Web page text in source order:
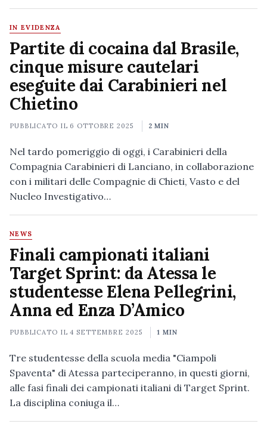
IN EVIDENZA
Partite di cocaina dal Brasile,
cinque misure cautelari
eseguite dai Carabinieri nel
Chietino
PUBBLICATO IL 6 OTTOBRE 2025 2 MIN
Nel tardo pomeriggio di oggi, i Carabinieri della
Compagnia Carabinieri di Lanciano, in collaborazione
con i militari delle Compagnie di Chieti, Vasto e del
Nucleo Investigativo…
NEWS
Finali campionati italiani
Target Sprint: da Atessa le
studentesse Elena Pellegrini,
Anna ed Enza D’Amico
PUBBLICATO IL4 SETTEMBRE 2025 1 MIN
Tre studentesse della scuola media "Ciampoli
Spaventa" di Atessa parteciperanno, in questi giorni,
alle fasi finali dei campionati italiani di Target Sprint.
La disciplina coniuga il…